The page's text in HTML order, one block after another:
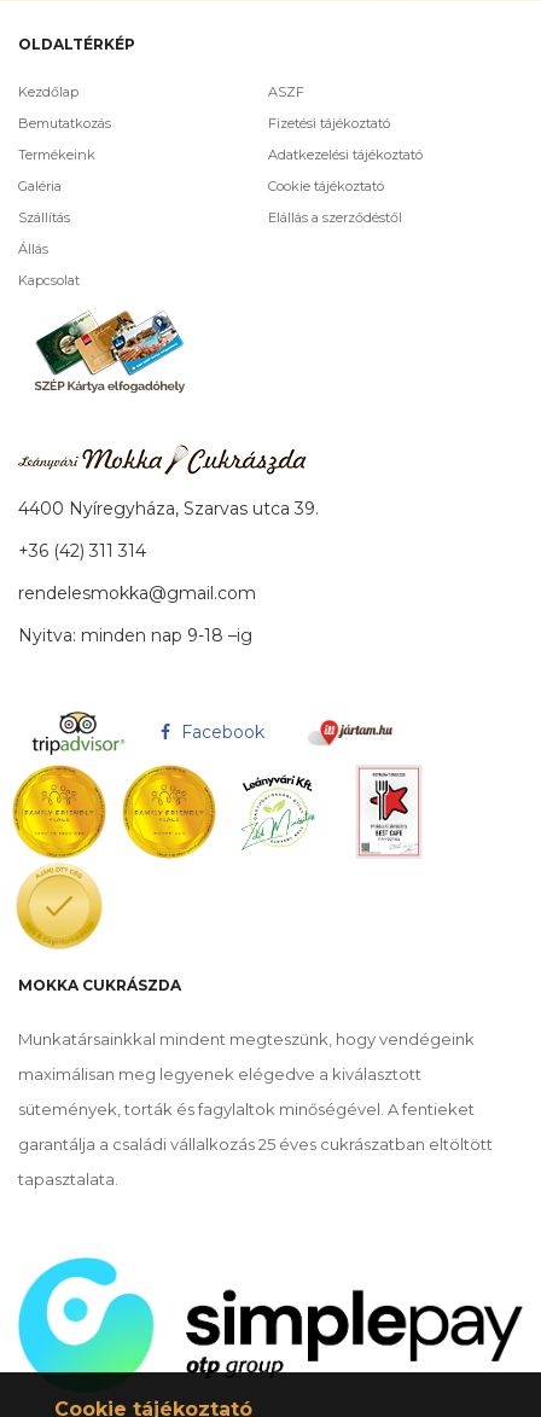
OLDALTÉRKÉP
Kezdőlap
Bemutatkozás
Termékeink
Galéria
Szállítás
Állás
Kapcsolat
ASZF
Fizetési tájékoztató
Adatkezelési tájékoztató
Cookie tájékoztató
Elállás a szerződéstől
4400 Nyíregyháza, Szarvas utca 39.
+36 (42) 311 314
rendelesmokka@gmail.com
Nyitva: minden nap 9-18 –ig
Facebook
MOKKA CUKRÁSZDA
Munkatársainkkal mindent megteszünk, hogy vendégeink
maximálisan meg legyenek elégedve a kiválasztott
sütemények, torták és fagylaltok minőségével. A fentieket
garantálja a családi vállalkozás 25 éves cukrászatban eltöltött
tapasztalata.
Cookie tájékoztató